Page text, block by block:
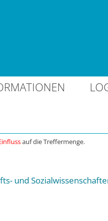
auf die Treffermenge.
und